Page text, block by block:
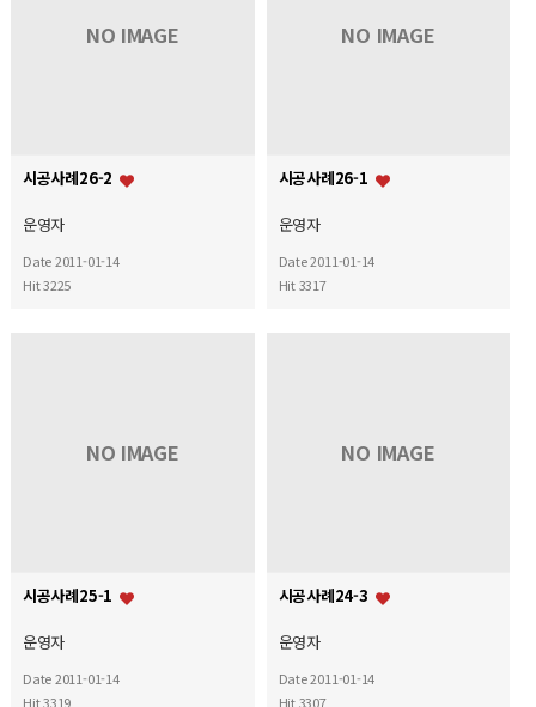
NO IMAGE
시공사례26-2
운영자
Date 2011-01-14
Hit 3225
NO IMAGE
시공사례26-1
운영자
Date 2011-01-14
Hit 3317
NO IMAGE
시공사례25-1
운영자
Date 2011-01-14
Hit 3319
NO IMAGE
시공사례24-3
운영자
Date 2011-01-14
Hit 3307